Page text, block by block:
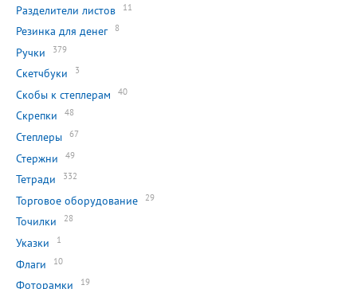
Разделители листов 11
Резинка для денег 8
Ручки 379
Скетчбуки 3
Скобы к степлерам 40
Скрепки 48
Степлеры 67
Стержни 49
Тетради 332
Торговое оборудование 29
Точилки 28
Указки 1
Флаги 10
Фоторамки 19